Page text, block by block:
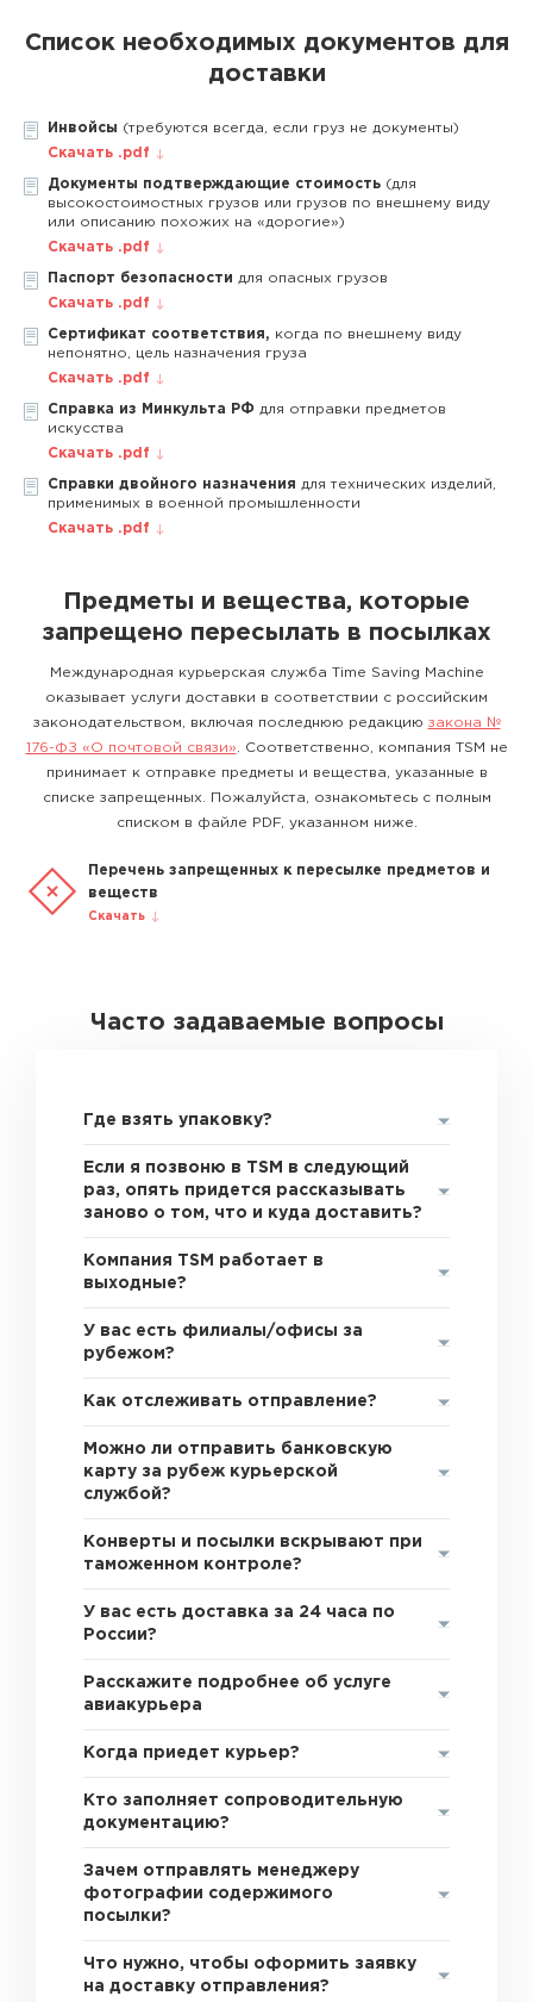
Список необходимых документов для
доставки
Инвойсы (требуются всегда, если груз не документы)
Скачать .pdf
Документы подтверждающие стоимость (для
высокостоимостных грузов или грузов по внешнему виду
или описанию похожих на «дорогие»)
Скачать .pdf
Паспорт безопасности для опасных грузов
Скачать .pdf
Сертификат соответствия, когда по внешнему виду
непонятно, цель назначения груза
Скачать .pdf
Справка из Минкульта РФ для отправки предметов
искусства
Скачать .pdf
Справки двойного назначения для технических изделий,
применимых в военной промышленности
Скачать .pdf
Предметы и вещества, которые
запрещено пересылать в посылках
Международная курьерская служба Time Saving Machine
оказывает услуги доставки в соответствии с российским
законодательством, включая последнюю редакцию закона №
176-ФЗ «О почтовой связи» . Соответственно, компания TSM не
принимает к отправке предметы и вещества, указанные в
списке запрещенных. Пожалуйста, ознакомьтесь с полным
списком в файле PDF, указанном ниже.
Перечень запрещенных к пересылке предметов и
веществ
Скачать
Часто задаваемые вопросы
Где взять упаковку?
Если я позвоню в TSM в следующий
раз, опять придется рассказывать
заново о том, что и куда доставить?
Компания TSM работает в
выходные?
У вас есть филиалы/офисы за
рубежом?
Как отслеживать отправление?
Можно ли отправить банковскую
карту за рубеж курьерской
службой?
Конверты и посылки вскрывают при
таможенном контроле?
У вас есть доставка за 24 часа по
России?
Расскажите подробнее об услуге
авиакурьера
Когда приедет курьер?
Кто заполняет сопроводительную
документацию?
Зачем отправлять менеджеру
фотографии содержимого
посылки?
Что нужно, чтобы оформить заявку
на доставку отправления?